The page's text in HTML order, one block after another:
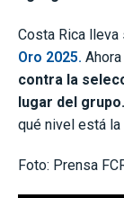
Costa Rica
Oro 2025.
contra la
lugar del grupo.
qué nivel está la
Foto: Prensa